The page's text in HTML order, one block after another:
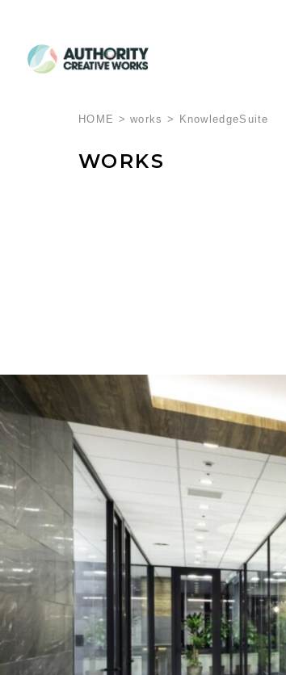
HOME >works > KnowledgeSuite
WORKS